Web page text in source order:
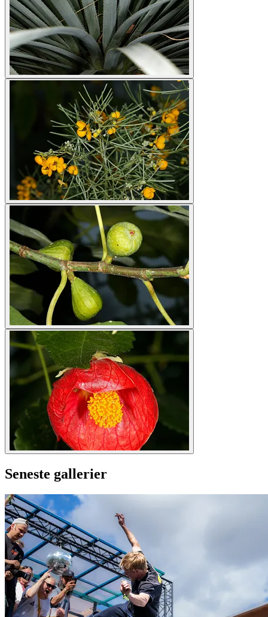
Seneste gallerier